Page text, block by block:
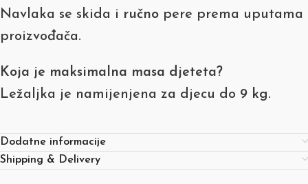
Navlaka se skida i ručno pere prema uputama
proizvođača.
Koja je maksimalna masa djeteta?
Ležaljka je namijenjena za djecu do 9 kg.
Dodatne informacije
Shipping & Delivery